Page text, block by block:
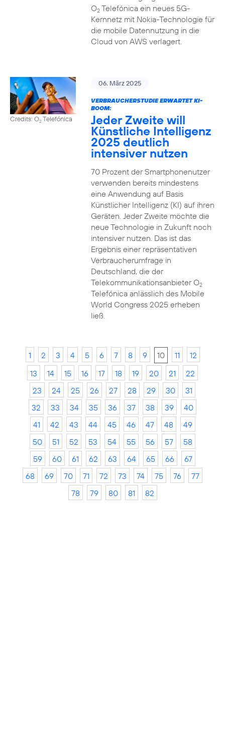
O2Telefónica ein neues 5G-
Kernnetz mit Nokia-Technologie für
die mobile Datennutzung in die
Cloud von AWS verlagert.
Credits: O2Telefónica
06. März 2025
VERBRAUCHERSTUDIE ERWARTET KI-
BOOM:
Jeder Zweite will
Künstliche Intelligenz
2025 deutlich
intensiver nutzen
70 Prozent der Smartphonenutzer
verwenden bereits mindestens
eine Anwendung auf Basis
Künstlicher Intelligenz (KI) auf ihren
Geräten. Jeder Zweite möchte die
neue Technologie in Zukunft noch
intensiver nutzen. Das ist das
Ergebnis einer repräsentativen
Verbraucherumfrage in
Deutschland, die der
Telekommunikationsanbieter O2
Telefónica anlässlich des Mobile
World Congress 2025 erheben
ließ.
1 2 3 4 5 6 7 8 9 10 11
12
13
14 15 16 17 18 19 20 21
22
23
24 25 26 27 28 29 30
31
32
33 34 35 36 37 38 39
40
41
42 43 44 45 46 47 48
49
50
51 52 53 54 55 56 57
58
59
60 61 62 63 64 65 66
67
68
69 70 71 72 73 74 75 76
77
78
79 80 81 82